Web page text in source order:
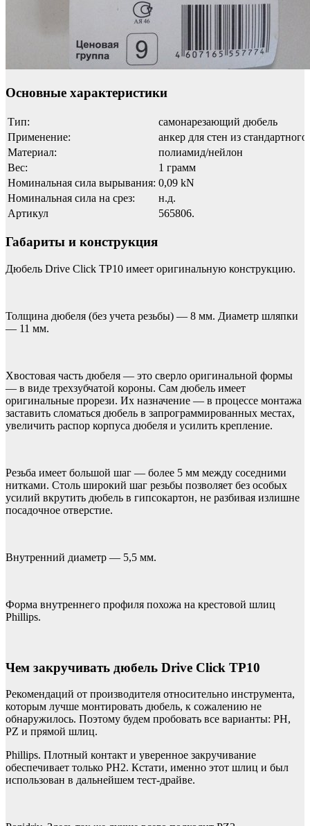
Основные характеристики
Тип:
самонарезающий дюбель
Применение:
анкер для стен из
Материал:
полиамид/нейлон
Вес:
1 грамм
Номинальная сила вырывания: 0,09 kN
Номинальная сила на срез:
н.д.
Артикул
565806.
Габариты и конструкция
Дюбель Drive Click TP10 имеет оригинальную конструкцию.
Толщина дюбеля (без учета резьбы) — 8 мм. Диаметр шляпки
— 11 мм.
Хвостовая часть дюбеля — это сверло оригинальной формы
— в виде трехзубчатой короны. Сам дюбель имеет
оригинальные прорези. Их назначение — в процессе монтажа
заставить сломаться дюбель в запрограммированных местах,
увеличить распор корпуса дюбеля и усилить крепление.
Резьба имеет большой шаг — более 5 мм между соседними
нитками. Столь широкий шаг резьбы позволяет без особых
усилий вкрутить дюбель в гипсокартон, не разбивая излишне
посадочное отверстие.
Внутренний диаметр — 5,5 мм.
Форма внутреннего профиля похожа на крестовой шлиц
Phillips.
Чем закручивать дюбель Drive Click TP10
Рекомендаций от производителя относительно инструмента,
которым лучше монтировать дюбель, к сожалению не
обнаружилось. Поэтому будем пробовать все варианты: PH,
PZ и прямой шлиц.
Phillips. Плотный контакт и уверенное закручивание
обеспечивает только PH2. Кстати, именно этот шлиц и был
использован в дальнейшем тест-драйве.